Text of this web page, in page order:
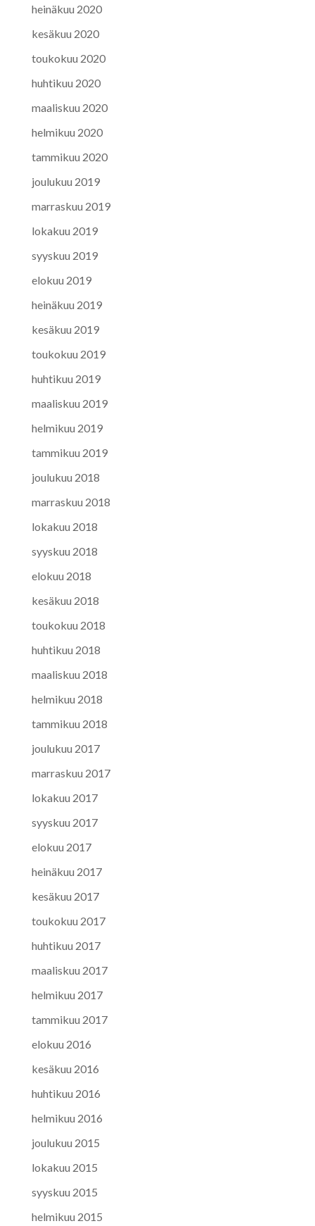
heinäkuu 2020
kesäkuu 2020
toukokuu 2020
huhtikuu 2020
maaliskuu 2020
helmikuu 2020
tammikuu 2020
joulukuu 2019
marraskuu 2019
lokakuu 2019
syyskuu 2019
elokuu 2019
heinäkuu 2019
kesäkuu 2019
toukokuu 2019
huhtikuu 2019
maaliskuu 2019
helmikuu 2019
tammikuu 2019
joulukuu 2018
marraskuu 2018
lokakuu 2018
syyskuu 2018
elokuu 2018
kesäkuu 2018
toukokuu 2018
huhtikuu 2018
maaliskuu 2018
helmikuu 2018
tammikuu 2018
joulukuu 2017
marraskuu 2017
lokakuu 2017
syyskuu 2017
elokuu 2017
heinäkuu 2017
kesäkuu 2017
toukokuu 2017
huhtikuu 2017
maaliskuu 2017
helmikuu 2017
tammikuu 2017
elokuu 2016
kesäkuu 2016
huhtikuu 2016
helmikuu 2016
joulukuu 2015
lokakuu 2015
syyskuu 2015
helmikuu 2015